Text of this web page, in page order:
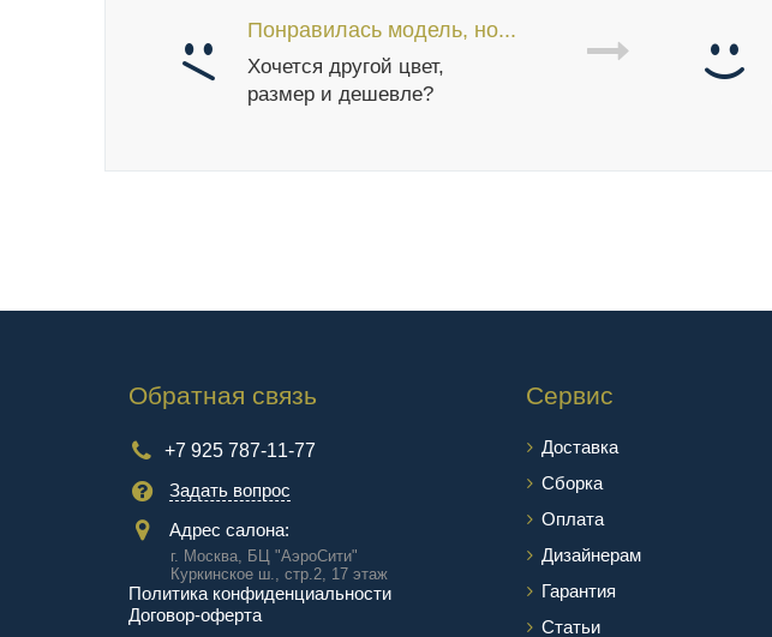
Понравилась модель, но...
Хочется другой цвет,
размер и дешевле?
Обратная связь
+7 925 787-11-77
Задать вопрос
Адрес салона:
г. Москва, БЦ "АэроCити"
Куркинское ш., стр.2, 17 этаж
Политика конфиденциальности
Договор-оферта
Сервис
Доставка
Сборка
Оплата
Дизайнерам
Гарантия
Cтатьи